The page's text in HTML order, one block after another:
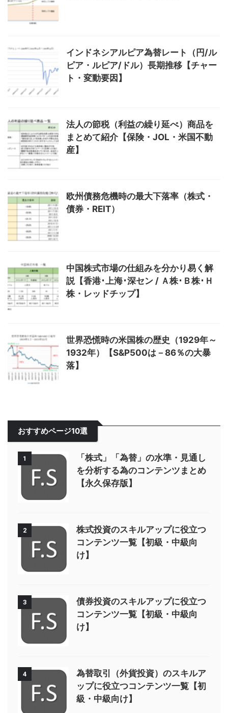
インドネシアルピア為替レート（円/ル
ピア・ルピア/ドル）長期推移【チャー
ト・変動要因】
法人の節税（利益の繰り延べ）商品を
まとめて紹介【保険・JOL・米国不動
産】
欧州債務危機時の最大下落率（株式・
債券・REIT）
中国株式市場の仕組みを分かり易く解
説【香港･上海･深セン / Ａ株･Ｂ株･Ｈ
株・レッドチップ】
世界恐慌時の米国株の歴史（1929年～
1932年）【S&P500は－86％の大暴
落】
おすすめページ10選
1
「株式」「為替」の水準・見通し
を分析する為のコンテンツまとめ
【永久保存版】
2
株式投資のスキルアップに役立つ
コンテンツ一覧【初級・中級向
け】
3
債券投資のスキルアップに役立つ
コンテンツ一覧【初級・中級向
け】
4
為替取引（外貨投資）のスキルア
ップに役立つコンテンツ一覧【初
級・中級向け】